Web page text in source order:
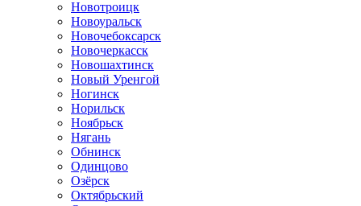
Новотроицк
Новоуральск
Новочебоксарск
Новочеркасск
Новошахтинск
Новый Уренгой
Ногинск
Норильск
Ноябрьск
Нягань
Обнинск
Одинцово
Озёрск
Октябрьский